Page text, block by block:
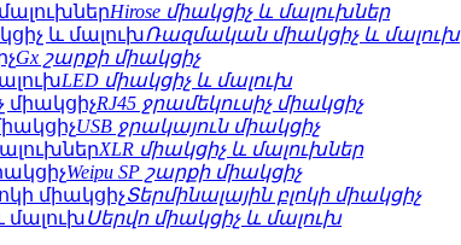
Hirose միակցիչ և մալուխներ
Ռազմական միակցիչ և մալուխ
Gx շարքի միակցիչ
LED միակցիչ և մալուխ
RJ45 ջրամեկուսիչ միակցիչ
USB ջրակայուն միակցիչ
XLR միակցիչ և մալուխներ
Weipu SP շարքի միակցիչ
Տերմինալային բլոկի միակցիչ
Սերվո միակցիչ և մալուխ